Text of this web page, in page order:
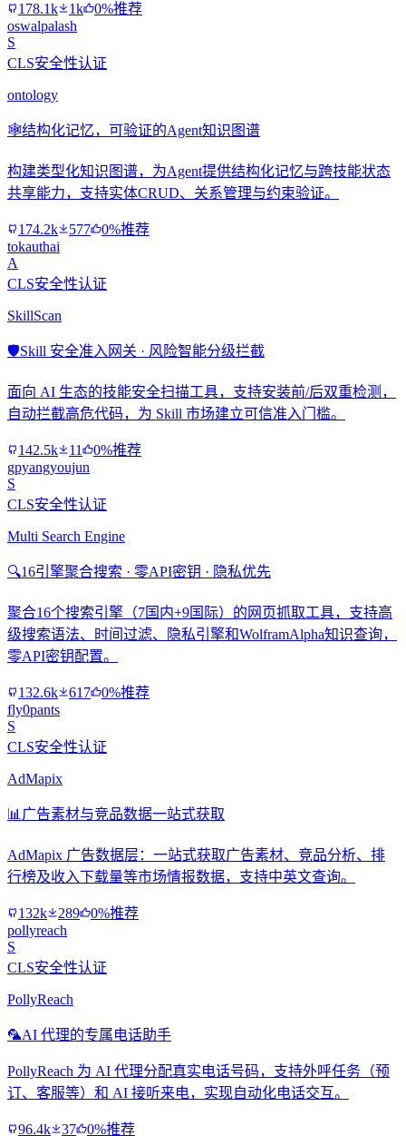
178.1k 1k
0%推荐
oswalpalash
S
CLS安全性认证
ontology
🕸️结构化记忆，可验证的Agent知识图谱
构建类型化知识图谱，为Agent提供结构化记忆与跨技能状态
共享能力，支持实体CRUD、关系管理与约束验证。
174.2k 577
0%推荐
tokauthai
A
CLS安全性认证
SkillScan
🛡️Skill 安全准入网关 · 风险智能分级拦截
面向 AI 生态的技能安全扫描工具，支持安装前/后双重检测，
自动拦截高危代码，为 Skill 市场建立可信准入门槛。
142.5k 11
0%推荐
gpyangyoujun
S
CLS安全性认证
Multi Search Engine
🔍16引擎聚合搜索 · 零API密钥 · 隐私优先
聚合16个搜索引擎（7国内+9国际）的网页抓取工具，支持高
级搜索语法、时间过滤、隐私引擎和WolframAlpha知识查询，
零API密钥配置。
132.6k 617
0%推荐
fly0pants
S
CLS安全性认证
AdMapix
📊 广告素材与竞品数据一站式获取
AdMapix 广告数据层：一站式获取广告素材、竞品分析、排
行榜及收入下载量等市场情报数据，支持中英文查询。
132k 289
0%推荐
pollyreach
S
CLS安全性认证
PollyReach
🦜AI 代理的专属电话助手
PollyReach 为 AI 代理分配真实电话号码，支持外呼任务（预
订、客服等）和 AI 接听来电，实现自动化电话交互。
96.4k 37 0%推荐